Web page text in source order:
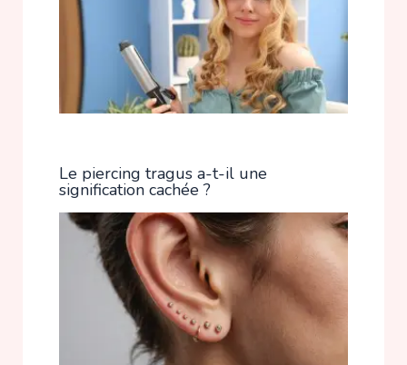
Le piercing tragus a-t-il une
signification cachée ?